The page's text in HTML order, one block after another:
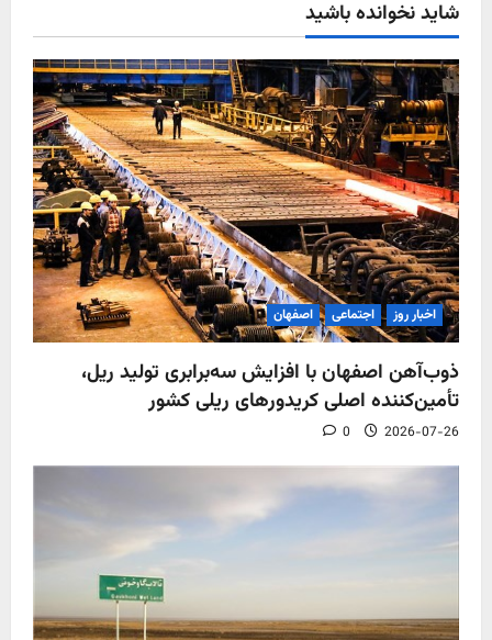
شاید نخوانده باشید
اخبار روز اجتماعی اصفهان
ذوب‌آهن اصفهان با افزایش سه‌برابری تولید ریل،
تأمین‌کننده اصلی کریدورهای ریلی کشور
2026-07-26
0